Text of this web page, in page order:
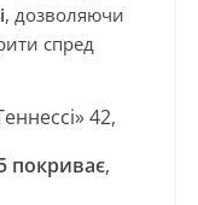
, дозволяючи
спред
42,
покриває,